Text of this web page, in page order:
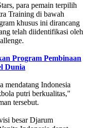
para pemain terpilih
Training di bawah
khusus ini dirancang
telah diidentifikasi oleh
Program Pembinaan
Dunia
mendatang Indonesia
putri berkualitas,"
tersebut.
besar Djarum